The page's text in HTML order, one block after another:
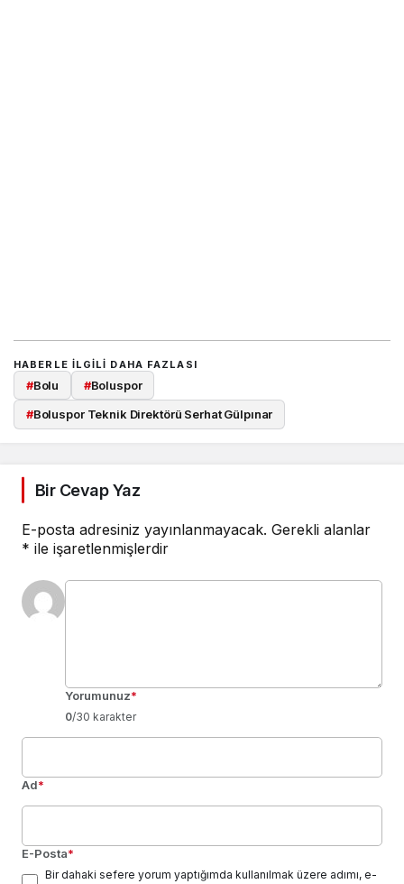
HABERLE ILGILI DAHA FAZLASI
#Bolu #Boluspor
#Boluspor Teknik Direktörü Serhat Gülpınar
Bir Cevap Yaz
E-posta adresiniz yayınlanmayacak. Gerekli alanlar
* ile işaretlenmişlerdir
Yorumunuz*
0/30 karakter
Ad*
E-Posta*
Bir dahaki sefere yorum yaptığımda kullanılmak üzere adımı, e-